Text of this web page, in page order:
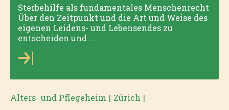
Sterbehilfe als fundamentales Menschenrecht
Über den Zeitpunkt und die Art und Weise des
eigenen Leidens- und Lebensendes zu
entscheiden und ...
Alters- und Pflegeheim | Zürich |